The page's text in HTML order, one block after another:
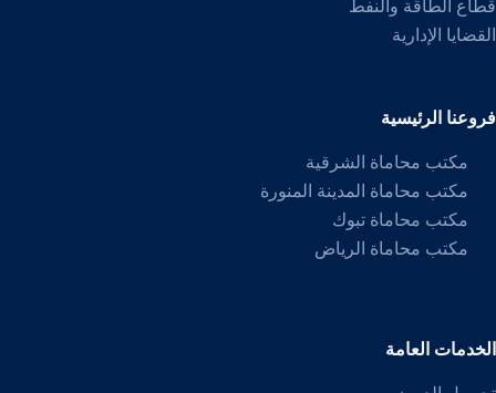
قطاع الطاقة والنفط
القضايا الإدارية
فروعنا الرئيسية
مكتب محاماة الشرقية
مكتب محاماة المدينة المنورة
مكتب محاماة تبوك
مكتب محاماة الرياض
الخدمات العامة